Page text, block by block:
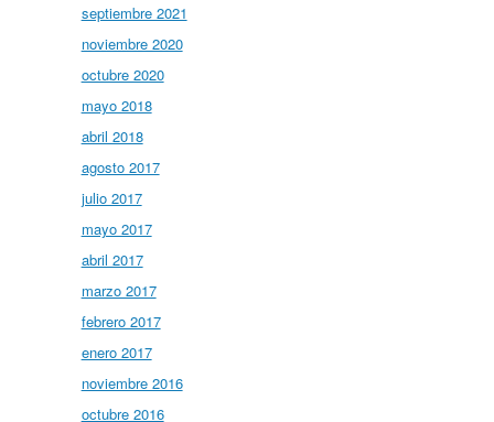
septiembre 2021
noviembre 2020
octubre 2020
mayo 2018
abril 2018
agosto 2017
julio 2017
mayo 2017
abril 2017
marzo 2017
febrero 2017
enero 2017
noviembre 2016
octubre 2016